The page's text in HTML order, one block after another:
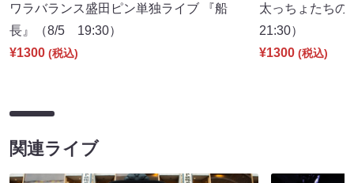
ワラバランス盛田ピン単独ライブ 『船
長』（8/5 19:30）
¥1300 (税込)
太っちょたち
21:30）
¥1300 (税込)
関連ライブ